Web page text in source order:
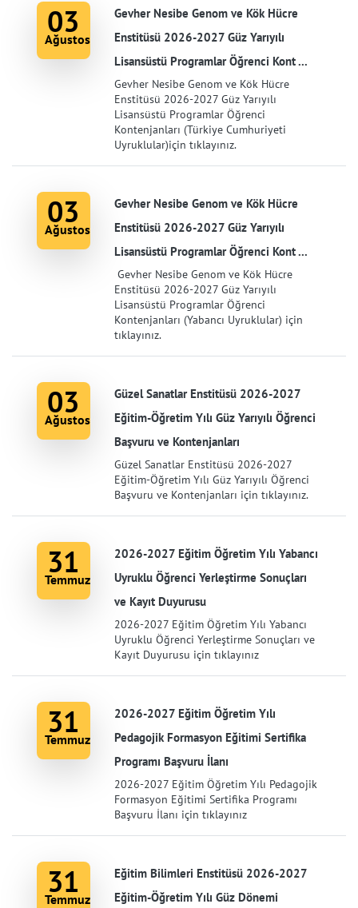
03
Ağustos
Gevher Nesibe Genom ve Kök Hücre
Enstitüsü 2026-2027 Güz Yarıyılı
Lisansüstü Programlar Öğrenci Kont ...
Gevher Nesibe Genom ve Kök Hücre
Enstitüsü 2026-2027 Güz Yarıyılı
Lisansüstü Programlar Öğrenci
Kontenjanları (Türkiye Cumhuriyeti
Uyruklular)için tıklayınız.
03
Ağustos
Gevher Nesibe Genom ve Kök Hücre
Enstitüsü 2026-2027 Güz Yarıyılı
Lisansüstü Programlar Öğrenci Kont ...
Gevher Nesibe Genom ve Kök Hücre
Enstitüsü 2026-2027 Güz Yarıyılı
Lisansüstü Programlar Öğrenci
Kontenjanları (Yabancı Uyruklular) için
tıklayınız.
03
Ağustos
Güzel Sanatlar Enstitüsü 2026-2027
Eğitim-Öğretim Yılı Güz Yarıyılı Öğrenci
Başvuru ve Kontenjanları
Güzel Sanatlar Enstitüsü 2026-2027
Eğitim-Öğretim Yılı Güz Yarıyılı Öğrenci
Başvuru ve Kontenjanları için tıklayınız.
31
Temmuz
2026-2027 Eğitim Öğretim Yılı Yabancı
Uyruklu Öğrenci Yerleştirme Sonuçları
ve Kayıt Duyurusu
2026-2027 Eğitim Öğretim Yılı Yabancı
Uyruklu Öğrenci Yerleştirme Sonuçları ve
Kayıt Duyurusu için tıklayınız
31
Temmuz
2026-2027 Eğitim Öğretim Yılı
Pedagojik Formasyon Eğitimi Sertifika
Programı Başvuru İlanı
2026-2027 Eğitim Öğretim Yılı Pedagojik
Formasyon Eğitimi Sertifika Programı
Başvuru İlanı için tıklayınız
31
Temmuz
Eğitim Bilimleri Enstitüsü 2026-2027
Eğitim-Öğretim Yılı Güz Dönemi